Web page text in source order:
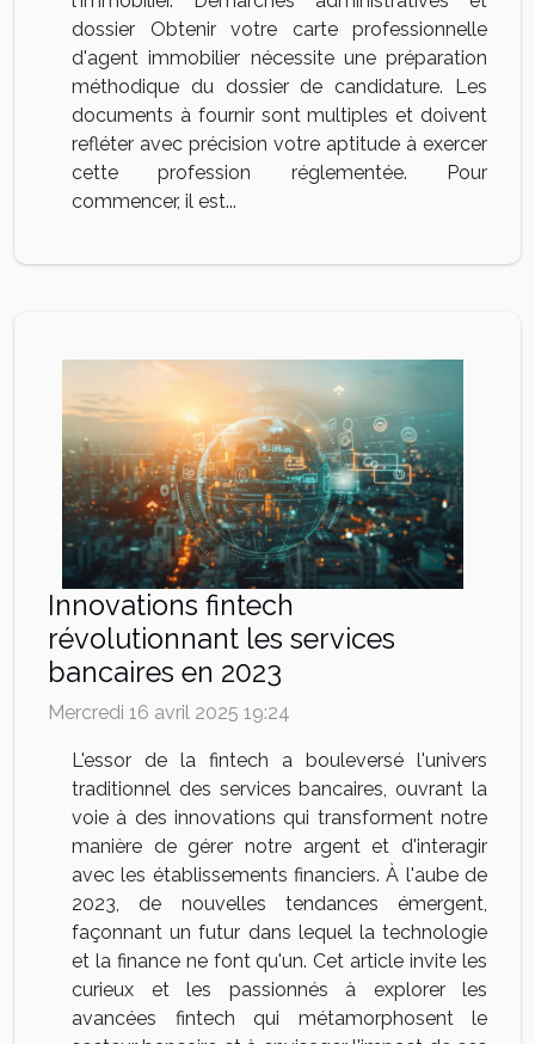
dossier Obtenir votre carte professionnelle
d'agent immobilier nécessite une préparation
méthodique du dossier de candidature. Les
documents à fournir sont multiples et doivent
refléter avec précision votre aptitude à exercer
cette profession réglementée. Pour
commencer, il est...
Innovations fintech
révolutionnant les services
bancaires en 2023
Mercredi 16 avril 2025 19:24
L'essor de la fintech a bouleversé l'univers
traditionnel des services bancaires, ouvrant la
voie à des innovations qui transforment notre
manière de gérer notre argent et d'interagir
avec les établissements financiers. À l'aube de
2023, de nouvelles tendances émergent,
façonnant un futur dans lequel la technologie
et la finance ne font qu'un. Cet article invite les
curieux et les passionnés à explorer les
avancées fintech qui métamorphosent le